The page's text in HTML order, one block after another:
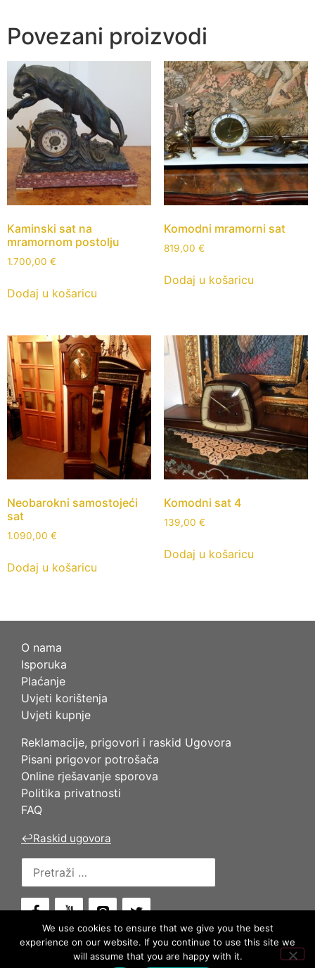
Povezani proizvodi
Kaminski sat na
mramornom postolju
1.700,00 €
Dodaj u košaricu
Komodni mramorni sat
819,00 €
Dodaj u košaricu
Neobarokni samostojeći
sat
1.090,00 €
Dodaj u košaricu
Komodni sat 4
139,00 €
Dodaj u košaricu
O nama
Isporuka
Plaćanje
Uvjeti korištenja
Uvjeti kupnje
Reklamacije, prigovori i raskid Ugovora
Pisani prigovor potrošača
Online rješavanje sporova
Politika privatnosti
FAQ
↩Raskid ugovora
Pretraži:
We use cookies to ensure that we give you the best
experience on our website. If you continue to use this site we
will assume that you are happy with it.